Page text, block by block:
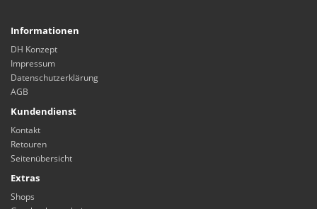
Informationen
DH Konzept
Impressum
Datenschutzerklärung
AGB
Kundendienst
Kontakt
Retouren
Seitenübersicht
Extras
Shops